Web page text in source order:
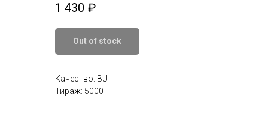
1 430 ₽
Out of stock
Качество: BU
Тираж: 5000